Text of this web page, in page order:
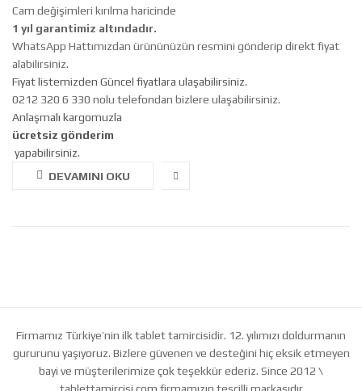
Cam değişimleri kırılma haricinde
1 yıl garantimiz altındadır.
WhatsApp Hattımızdan ürününüzün resmini gönderip direkt fiyat
alabilirsiniz.
Fiyat listemizden Güncel fiyatlara ulaşabilirsiniz.
0212 320 6 330 nolu telefondan bizlere ulaşabilirsiniz.
Anlaşmalı kargomuzla
ücretsiz gönderim
yapabilirsiniz.
DEVAMINI OKU
Firmamız Türkiye’nin ilk tablet tamircisidir. 12. yılımızı doldurmanın
gururunu yaşıyoruz. Bizlere güvenen ve desteğini hiç eksik etmeyen
bayi ve müşterilerimize çok teşekkür ederiz. Since 2012 \
tablettamircisi.com firmamızın tescilli markasıdır